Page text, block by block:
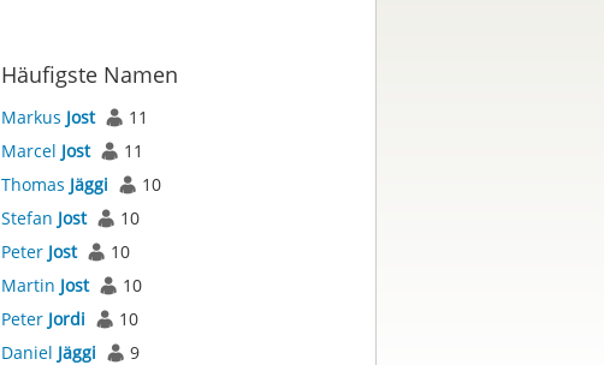
Häufigste Namen
Markus Jost
11
Marcel Jost
11
Thomas Jäggi
10
Stefan Jost
10
Peter Jost
10
Martin Jost
10
Peter Jordi
10
Daniel Jäggi
9